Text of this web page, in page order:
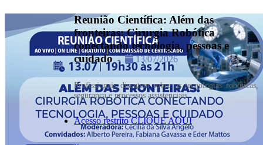
Reunião Científica: Além das
fronteiras: Cirurgia Robótica
conectando tecnologia, pessoas e
cuidado- 13/07/2026
Profissionais discutem sobre as tecnologias robóticas,
segurança e processos assistenciais
Acesso restrito CLIQUE AQUI